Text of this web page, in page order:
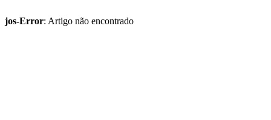
jos-Error: Artigo não encontrado